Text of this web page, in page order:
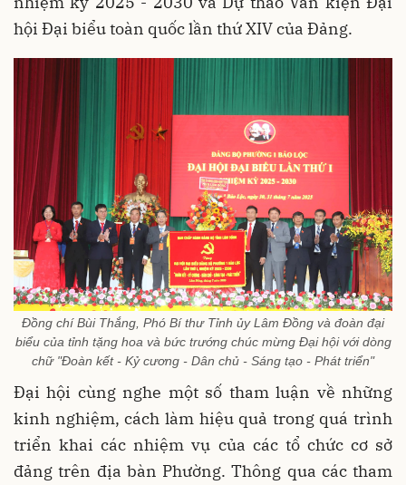
hội Đại biểu toàn quốc lần thứ XIV của Đảng.
Đồng chí Bùi Thắng, Phó Bí thư Tỉnh ủy Lâm Đồng và đoàn đại
biểu của tỉnh tặng hoa và bức trướng chúc mừng Đại hội với dòng
chữ "Đoàn kết - Kỷ cương - Dân chủ - Sáng tạo - Phát triển"
Đại hội cùng nghe một số tham luận về những
kinh nghiệm, cách làm hiệu quả trong quá trình
triển khai các nhiệm vụ của các tổ chức cơ sở
đảng trên địa bàn Phường. Thông qua các tham